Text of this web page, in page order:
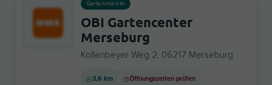
Gartenmärkte
OBI Gartencenter
Merseburg
Kollenbeyer Weg 2, 06217 Merseburg
3,6 km Öffnungszeiten prüfen